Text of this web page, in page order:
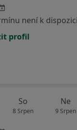
není k dispozici
profil
So
8 Srpen
Ne
9 Srpen